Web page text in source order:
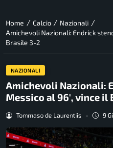
Home / Calcio / Nazionali /
Amichevoli Nazionali: Endrick
Brasile 3-2
NAZIONALI
Amichevoli Nazionali:
Messico al 96′, vince il
Tommaso de Laurentiis - 9